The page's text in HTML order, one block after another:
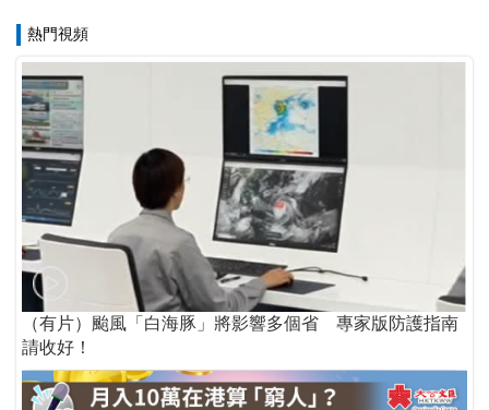
熱門視頻
（有片）颱風「白海豚」將影響多個省 專家版防護指南
請收好！